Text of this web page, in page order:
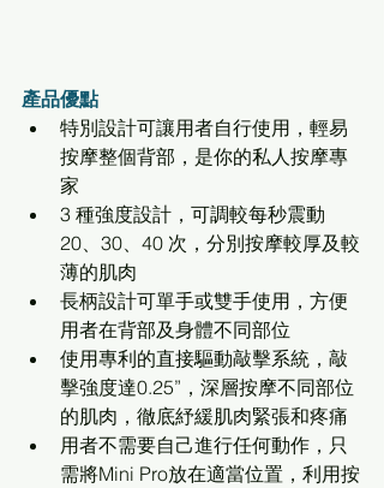
產品優點
特別設計可讓用者自行使用，輕易
按摩整個背部，是你的私人按摩專
家
3 種強度設計，可調較每秒震動
20、30、40 次，分別按摩較厚及較
薄的肌肉
長柄設計可單手或雙手使用，方便
用者在背部及身體不同部位
使用專利的直接驅動敲擊系統，敲
擊強度達0.25”，深層按摩不同部位
的肌肉，徹底紓緩肌肉緊張和疼痛
用者不需要自己進行任何動作，只
需將Mini Pro放在適當位置，利用按